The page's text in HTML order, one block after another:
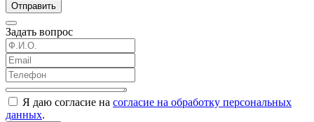
Отправить
Задать вопрос
Я даю согласие на согласие на обработку персональных
данных.